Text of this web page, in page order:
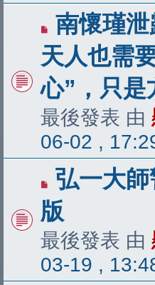
南懷瑾
天人也需
心”，只是
最後發表 由
06-02 ,
弘一大
版
最後發表 由
03-19 ,